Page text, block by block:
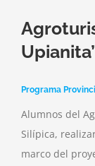
Programa
Alumnos del
Silípica,
marco del